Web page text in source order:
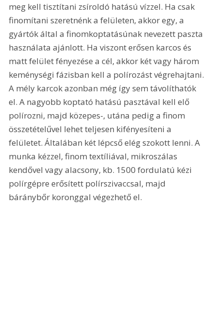
meg kell tisztítani zsíroldó hatású vízzel. Ha csak
finomítani szeretnénk a felületen, akkor egy, a
gyártók által a finomkoptatásúnak nevezett paszta
használata ajánlott. Ha viszont erősen karcos és
matt felület fényezése a cél, akkor két vagy három
keménységi fázisban kell a polírozást végrehajtani.
A mély karcok azonban még így sem távolíthatók
el. A nagyobb koptató hatású pasztával kell elő
polírozni, majd közepes-, utána pedig a finom
összetételűvel lehet teljesen kifényesíteni a
felületet. Általában két lépcső elég szokott lenni. A
munka kézzel, finom textíliával, mikroszálas
kendővel vagy alacsony, kb. 1500 fordulatú kézi
polírgépre erősített polírszivaccsal, majd
báránybőr koronggal végezhető el.